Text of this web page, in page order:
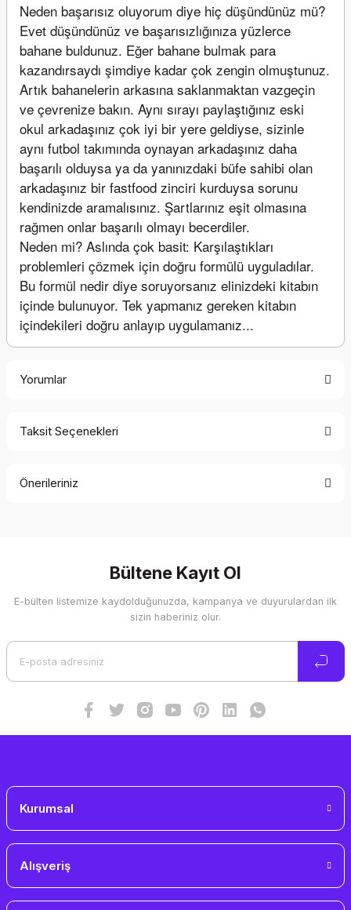
Neden başarısız oluyorum diye hiç düşündünüz mü?
Evet düşündünüz ve başarısızlığınıza yüzlerce
bahane buldunuz. Eğer bahane bulmak para
kazandırsaydı şimdiye kadar çok zengin olmuştunuz.
Artık bahanelerin arkasına saklanmaktan vazgeçin
ve çevrenize bakın. Aynı sırayı paylaştığınız eski
okul arkadaşınız çok iyi bir yere geldiyse, sizinle
aynı futbol takımında oynayan arkadaşınız daha
başarılı olduysa ya da yanınızdaki büfe sahibi olan
arkadaşınız bir fastfood zinciri kurduysa sorunu
kendinizde aramalısınız. Şartlarınız eşit olmasına
rağmen onlar başarılı olmayı becerdiler.
Neden mi? Aslında çok basit: Karşılaştıkları
problemleri çözmek için doğru formülü uyguladılar.
Bu formül nedir diye soruyorsanız elinizdeki kitabın
içinde bulunuyor. Tek yapmanız gereken kitabın
içindekileri doğru anlayıp uygulamanız...
Yorumlar
Taksit Seçenekleri
Önerileriniz
Görüş ve önerileriniz için teşekkür ederiz.
Ürün resmi kalitesiz, bozuk veya görüntülenemiyor.
Bültene Kayıt Ol
E-bülten listemize kaydolduğunuzda, kampanya ve duyurulardan ilk
sizin haberiniz olur.
Kurumsal
Alışveriş